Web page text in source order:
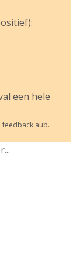
een hele
feedback aub.